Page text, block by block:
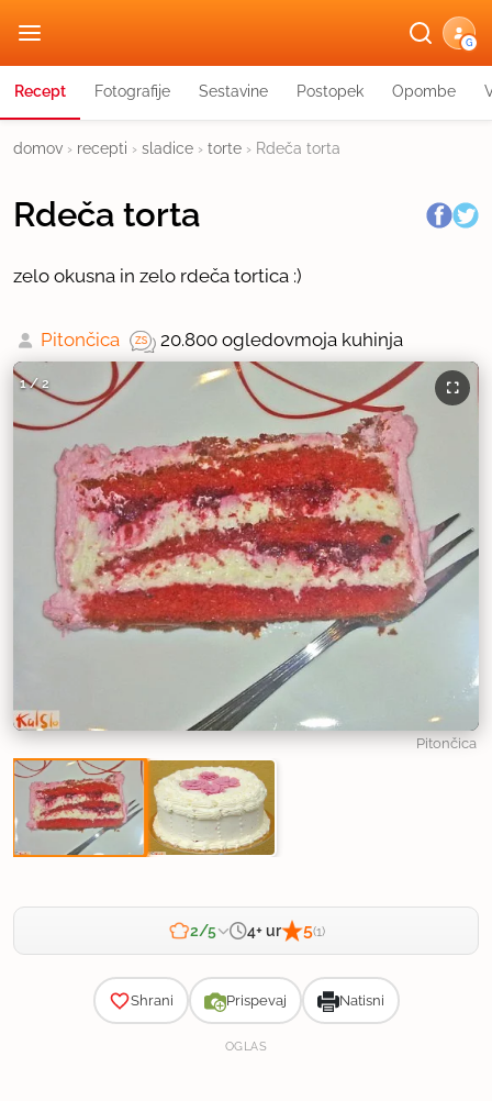
G
Recept Fotografije Sestavine Postopek Opombe
domov › recepti › sladice › torte › Rdeča torta
Rdeča torta
zelo okusna in zelo rdeča tortica :)
Pitončica 20.800 ogledovmoja kuhinja
1/2
Pitončica
2/5 4+ ur 5(1)
Shrani Prispevaj Natisni
OGLAS